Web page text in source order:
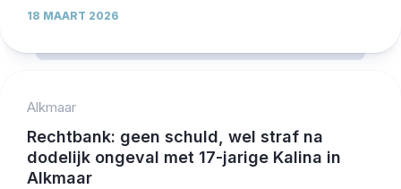
18 MAART 2026
Alkmaar
Rechtbank: geen schuld, wel straf na
dodelijk ongeval met 17-jarige Kalina in
Alkmaar